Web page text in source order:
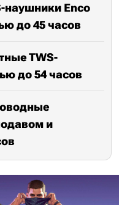
наушники Enco
до 45 часов
TWS-
до 54 часов
и